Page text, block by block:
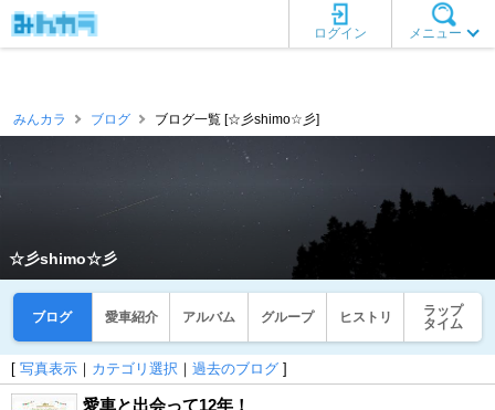
メニュー
ログイン
みんカラ ブログ ブログ一覧 [☆彡shimo☆彡]
☆彡shimo☆彡
ブログ 愛車紹介 アルバム グループ ヒストリ
ラップ
タイム
[ 写真表示 ｜ カテゴリ選択 ｜ 過去のブログ ]
愛車と出会って12年！